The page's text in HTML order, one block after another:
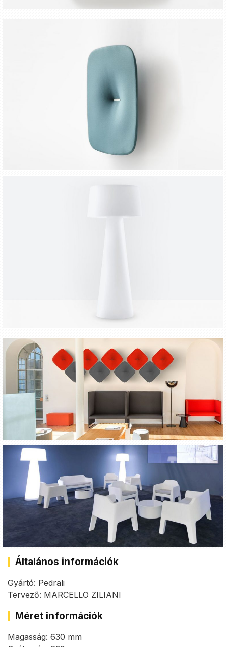
Általános információk
Gyártó: Pedrali
Tervező: MARCELLO ZILIANI
Méret információk
Magasság: 630 mm